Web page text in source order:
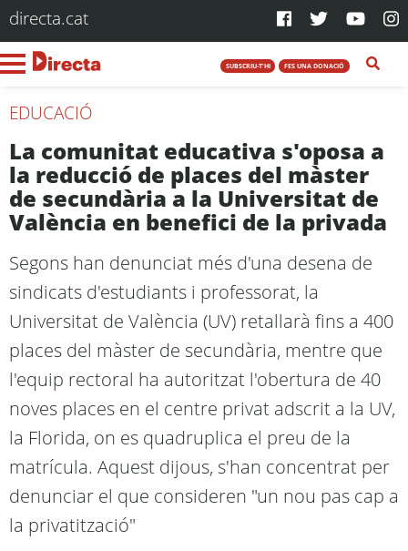
directa.cat
SUBSCRIU-T'HI FES UNA DONACIÓ
EDUCACIÓ
La comunitat educativa s'oposa a
la reducció de places del màster
de secundària a la Universitat de
València en benefici de la privada
Segons han denunciat més d'una desena de
sindicats d'estudiants i professorat, la
Universitat de València (UV) retallarà fins a 400
places del màster de secundària, mentre que
l'equip rectoral ha autoritzat l'obertura de 40
noves places en el centre privat adscrit a la UV,
la Florida, on es quadruplica el preu de la
matrícula. Aquest dijous, s'han concentrat per
denunciar el que consideren "un nou pas cap a
la privatització"